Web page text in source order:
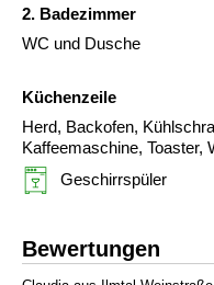
2. Badezimmer
WC und Dusche
Küchenzeile
Herd, Backofen,
Kaffeemaschine, Toaster,
Geschirrspüler
Bewertungen